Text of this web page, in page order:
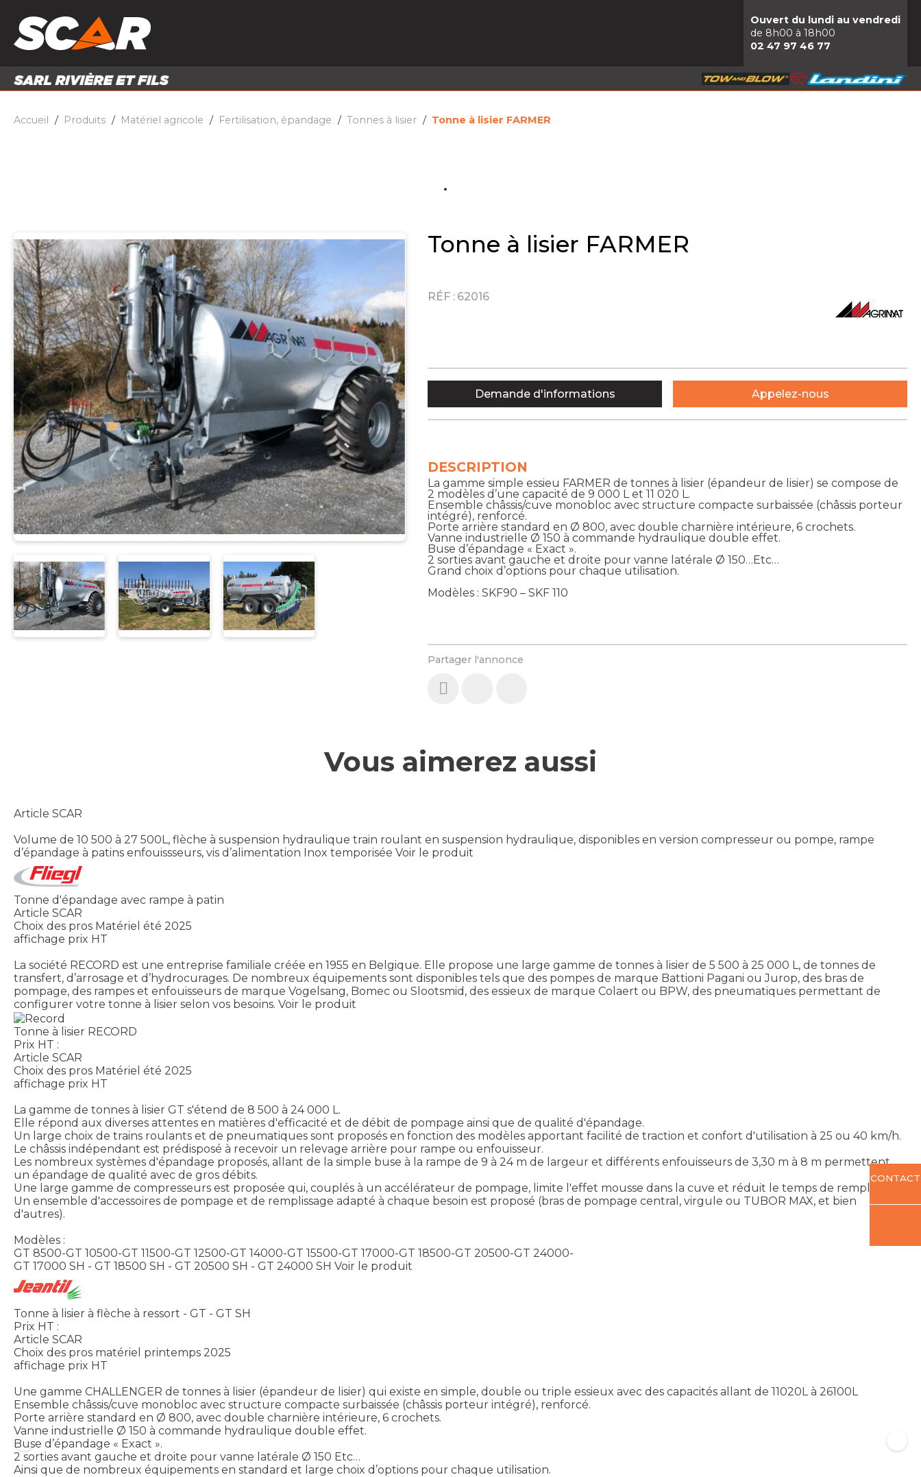
PIÈCES ET ACCESSOIRES
Ouvert du lundi au vendredi
de 8h00 à 18h00
02 47 97 46 77
Accueil Produits Matériel agricole Fertilisation, épandage Tonnes à lisier Tonne à lisier FARMER
Tonne à lisier FARMER
RÉF : 62016
Partager l'annonce
DESCRIPTION
La gamme simple essieu FARMER de tonnes à lisier (épandeur de lisier) se compose de
2 modèles d’une capacité de 9 000 L et 11 020 L.
Ensemble châssis/cuve monobloc avec structure compacte surbaissée (châssis porteur
intégré), renforcé.
Porte arrière standard en Ø 800, avec double charnière intérieure, 6 crochets.
Vanne industrielle Ø 150 à commande hydraulique double effet.
Buse d’épandage « Exact ».
2 sorties avant gauche et droite pour vanne latérale Ø 150…Etc…
Grand choix d’options pour chaque utilisation.
Modèles : SKF90 – SKF 110
Demande d'informations Appelez-nous
Vous aimerez aussi
Article SCAR
Volume de 10 500 à 27 500L, flèche à suspension hydraulique train roulant en suspension hydraulique, disponibles en version compresseur ou pompe, rampe
d’épandage à patins enfouissseurs, vis d’alimentation Inox temporisée Voir le produit
Tonne d'épandage avec rampe à patin
Article SCAR
Choix des pros Matériel été 2025
affichage prix HT
La société RECORD est une entreprise familiale créée en 1955 en Belgique. Elle propose une large gamme de tonnes à lisier de 5 500 à 25 000 L, de tonnes de
transfert, d’arrosage et d’hydrocurages. De nombreux équipements sont disponibles tels que des pompes de marque Battioni Pagani ou Jurop, des bras de
pompage, des rampes et enfouisseurs de marque Vogelsang, Bomec ou Slootsmid, des essieux de marque Colaert ou BPW, des pneumatiques permettant de
configurer votre tonne à lisier selon vos besoins. Voir le produit
Tonne à lisier RECORD
Prix HT :
Article SCAR
Choix des pros Matériel été 2025
affichage prix HT
La gamme de tonnes à lisier GT s'étend de 8 500 à 24 000 L.
Elle répond aux diverses attentes en matières d'efficacité et de débit de pompage ainsi que de qualité d'épandage.
Un large choix de trains roulants et de pneumatiques sont proposés en fonction des modèles apportant facilité de traction et confort d'utilisation à 25 ou 40 km/h.
Le châssis indépendant est prédisposé à recevoir un relevage arrière pour rampe ou enfouisseur.
Les nombreux systèmes d'épandage proposés, allant de la simple buse à la rampe de 9 à 24 m de largeur et différents enfouisseurs de 3,30 m à 8 m permettent
un épandage de qualité avec de gros débits.
Une large gamme de compresseurs est proposée qui, couplés à un accélérateur de pompage, limite l'effet mousse dans la cuve et réduit le temps de remplissage.
Un ensemble d'accessoires de pompage et de remplissage adapté à chaque besoin est proposé (bras de pompage central, virgule ou TUBOR MAX, et bien
d'autres).
Modèles :
GT 8500-GT 10500-GT 11500-GT 12500-GT 14000-GT 15500-GT 17000-GT 18500-GT 20500-GT 24000-
GT 17000 SH - GT 18500 SH - GT 20500 SH - GT 24000 SH Voir le produit
Tonne à lisier à flèche à ressort - GT - GT SH
Prix HT :
Article SCAR
Choix des pros matériel printemps 2025
affichage prix HT
Une gamme CHALLENGER de tonnes à lisier (épandeur de lisier) qui existe en simple, double ou triple essieux avec des capacités allant de 11020L à 26100L
Ensemble châssis/cuve monobloc avec structure compacte surbaissée (châssis porteur intégré), renforcé.
Porte arrière standard en Ø 800, avec double charnière intérieure, 6 crochets.
Vanne industrielle Ø 150 à commande hydraulique double effet.
Buse d’épandage « Exact ».
2 sorties avant gauche et droite pour vanne latérale Ø 150 Etc…
Ainsi que de nombreux équipements en standard et large choix d’options pour chaque utilisation.
CONTACT